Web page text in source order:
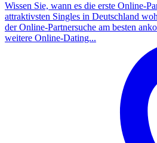
Wissen Sie, wann es die erste Online-
attraktivsten Singles in Deutschland
der Online-Partnersuche am besten
weitere Online-Dating...